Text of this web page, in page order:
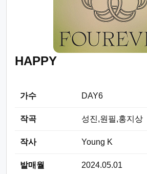
HAPPY
가수 DAY6
작곡 성진,원필,홍지상
작사 Young K
발매월 2024.05.01